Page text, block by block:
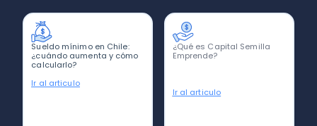
Sueldo mínimo en Chile:
¿cuándo aumenta y cómo
calcularlo?
Ir al articulo
¿Qué es Capital Semilla
Emprende?
Ir al articulo